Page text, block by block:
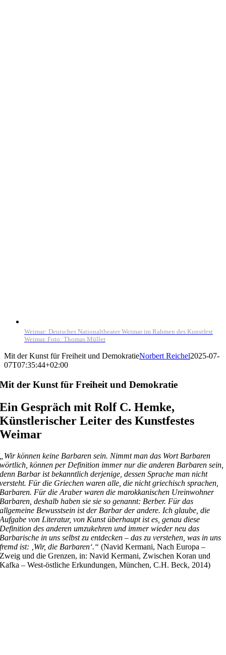
Weimar: Deutsches Nationaltheater Weimar im Rahmen des Kunstfest
Weimar. Foto: Thomas Müller
Mit der Kunst für Freiheit und DemokratieNorbert Reichel2025-07-
07T07:35:44+02:00
Mit der Kunst für Freiheit und Demokratie
Ein Gespräch mit Rolf C. Hemke,
Künstlerischer Leiter des Kunstfestes
Weimar
„Wir können keine Barbaren sein. Nimmt man das Wort Barbaren
wörtlich, können per Definition immer nur die anderen Barbaren sein,
denn Barbar ist bekanntlich derjenige, dessen Sprache man nicht
versteht. Für die Griechen waren alle, die nicht griechisch sprachen,
Barbaren. Für die Araber waren die marokkanischen Ureinwohner
Barbaren, deshalb haben sie sie so genannt: Berber. Für das
allgemeine Bewusstsein ist der Barbar der andere. Ich glaube, die
Aufgabe von Literatur, von Kunst überhaupt ist es, genau diese
Definition des anderen umzukehren und immer wieder neu das
Barbarische in uns selbst zu entdecken – das zu verstehen, was in uns
fremd ist: ‚Wir, die Barbaren‘.“ (Navid Kermani, Nach Europa –
Zweig und die Grenzen, in: Navid Kermani, Zwischen Koran und
Kafka – West-östliche Erkundungen, München, C.H. Beck, 2014)